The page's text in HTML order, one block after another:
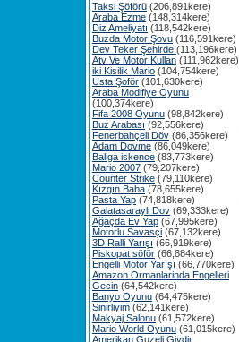
Taksi Şöförü (206,891kere)
Araba Ezme (148,314kere)
Diz Ameliyatı (118,542kere)
Buzda Motor Şovu (116,591kere)
Dev Teker Şehirde (113,196kere)
Atv Ve Motor Kullan (111,962kere)
iki Kisilik Mario (104,754kere)
Usta Şoför (101,630kere)
Araba Modifiye Oyunu
(100,374kere)
Fifa 2008 Oyunu (98,842kere)
Buz Arabası (92,556kere)
Fenerbahçeli Döv (86,356kere)
Adam Dovme (86,049kere)
Baliga iskence (83,773kere)
Mario 2007 (79,207kere)
Counter Strike (79,110kere)
Kızgın Baba (78,655kere)
Pasta Yap (74,818kere)
Galatasarayli Dov (69,333kere)
Ağaçda Ev Yap (67,995kere)
Motorlu Savasçi (67,132kere)
3D Ralli Yarışı (66,919kere)
Piskopat söför (66,884kere)
Engelli Motor Yarışı (66,770kere)
Amazon Ormanlarinda Engelleri
Gecin (64,542kere)
Banyo Oyunu (64,475kere)
Sinirliyim (62,141kere)
Makyaj Salonu (61,572kere)
Mario World Oyunu (61,015kere)
Amerikan Guzeli Giydir